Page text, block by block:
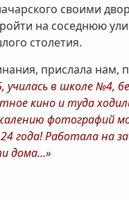
своими
на соседнюю
столетия.
прислала
училась в школе №4,
кино и туда
фотографий
года! Работала на
дома…»